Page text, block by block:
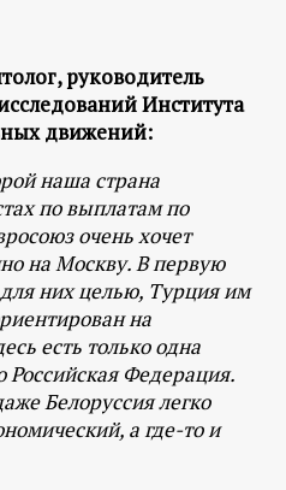
руководитель
Института
движений:
наша страна
по выплатам по
очень хочет
на Москву. В первую
для них целью, Турция им
на
есть только одна
Российская Федерация.
Белоруссия легко
а где-то и